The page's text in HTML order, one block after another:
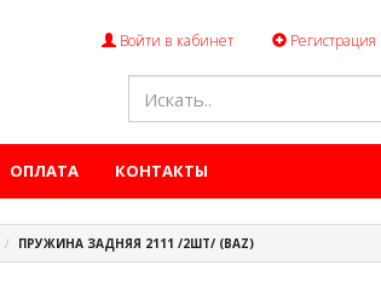
Войти в кабинет Регистрация
ОПЛАТА КОНТАКТЫ
ПРУЖИНА ЗАДНЯЯ 2111 /2ШТ/ (ВАZ)